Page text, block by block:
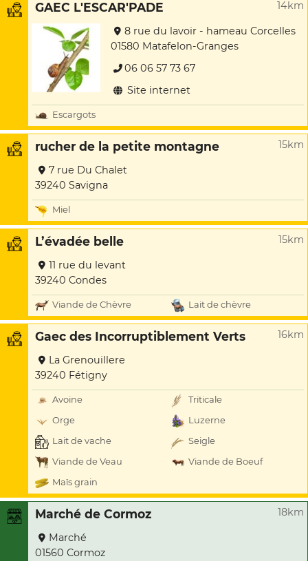
GAEC L'ESCAR'PADE 14km
8 rue du lavoir - hameau Corcelles
01580 Matafelon-Granges
06 06 57 73 67
Site internet
Escargots
rucher de la petite montagne 15km
7 rue Du Chalet
39240 Savigna
Miel
L’évadée belle 15km
11 rue du levant
39240 Condes
Viande de Chèvre Lait de chèvre
Gaec des Incorruptiblement Verts 16km
La Grenouillere
39240 Fétigny
Avoine
Triticale
Orge
Luzerne
Lait de vache
Seigle
Viande de Veau
Viande de Boeuf
Maïs grain
Marché de Cormoz 18km
Marché
01560 Cormoz